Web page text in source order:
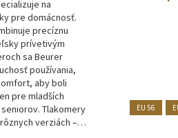
EU 56
na
pre domácnosť.
precíznu
prívetivým
sa Beurer
používania,
aby boli
pre mladších
Tlakomery
verziách –…